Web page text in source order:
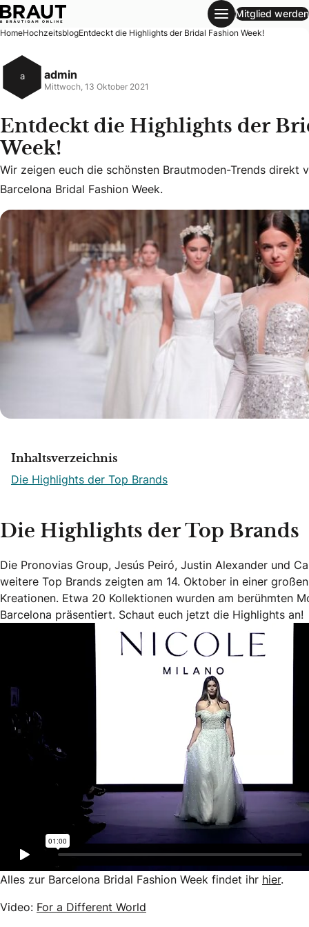
Entdeckt die Highlights der Bridal Fashion Week!
Mitglied werden
HomeHochzeitsblogEntdeckt die Highlights der Bridal Fashion Week!
a admin
Mittwoch, 13 Oktober 2021
Entdeckt die Highlights der
Week!
Wir zeigen euch die schönsten Brautmoden-Trends direkt
Wir zeigen euch die schönsten Brautmoden-Trends direkt
Barcelona Bridal Fashion Week.
Inhaltsverzeichnis
Die Highlights der Top Brands
Die Highlights der Top Brands
Die Pronovias Group, Jesús Peiró, Justin Alexander und
weitere Top Brands zeigten am 14. Oktober in einer
Kreationen. Etwa 20 Kollektionen wurden am berühmten
Barcelona präsentiert. Schaut euch jetzt die Highlights an!
Alles zur Barcelona Bridal Fashion Week findet ihr hier.
Video: For a Different World